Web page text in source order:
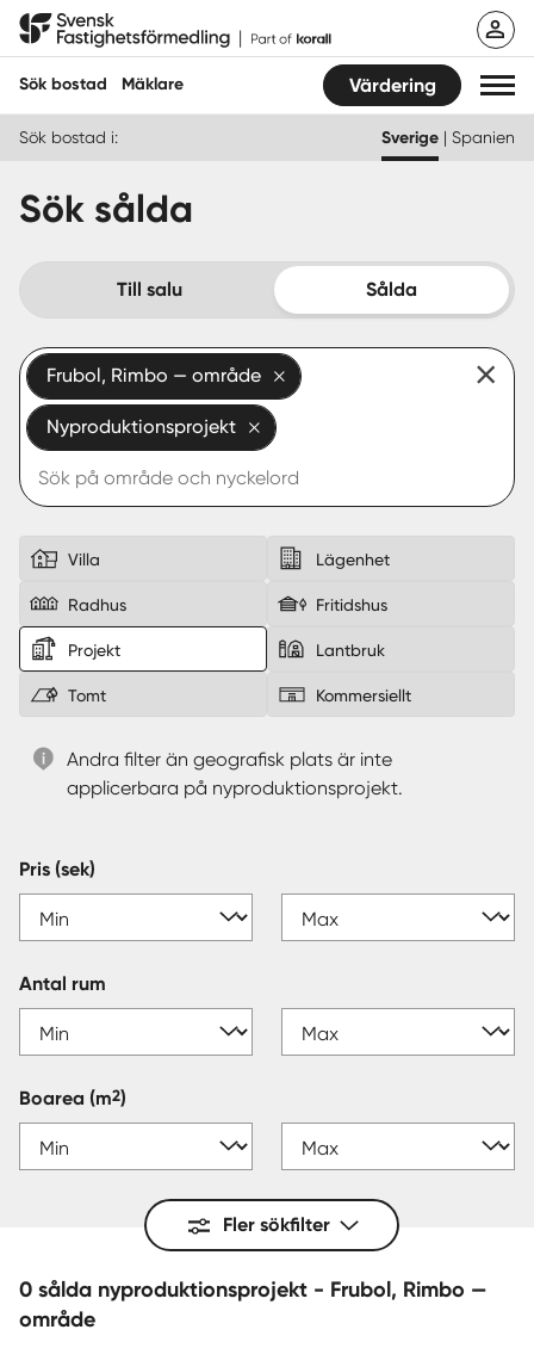
Hoppa
Svensk Fastighetsförmedling
Sök bostad Mäklare Värdering
Hitta mäklare
Köpa
Guider
Start
Logga in
Sverige
Sök bostad i: Sverige | Spanien
Sök sålda
Till salu Sålda
Frubol, Rimbo — område
Nyproduktionsprojekt
Villa Lägenhet
Radhus Fritidshus
Projekt Lantbruk
Tomt Kommersiellt
Andra filter än geografisk plats är inte
applicerbara på nyproduktionsprojekt.
Pris (sek)
Antal rum
Boarea (m2)
Fler sökfilter
0 sålda nyproduktionsprojekt - Frubol, Rimbo —
område